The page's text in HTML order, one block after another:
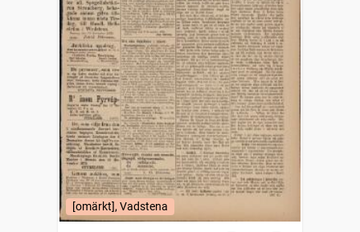
[omärkt], Vadstena